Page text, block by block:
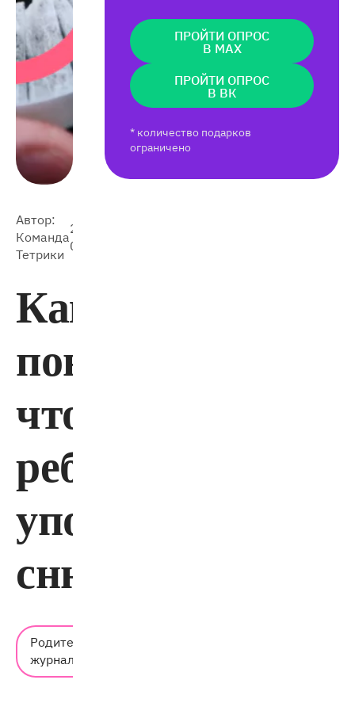
Автор:
Команда
Тетрики
2025-
02-11
Как
понять,
что
ребёнок
употребляет
снюс
Родительский
журнал
ПРОЙТИ ОПРОС
В MAX
ПРОЙТИ ОПРОС
В ВК
* количество подарков
ограничено